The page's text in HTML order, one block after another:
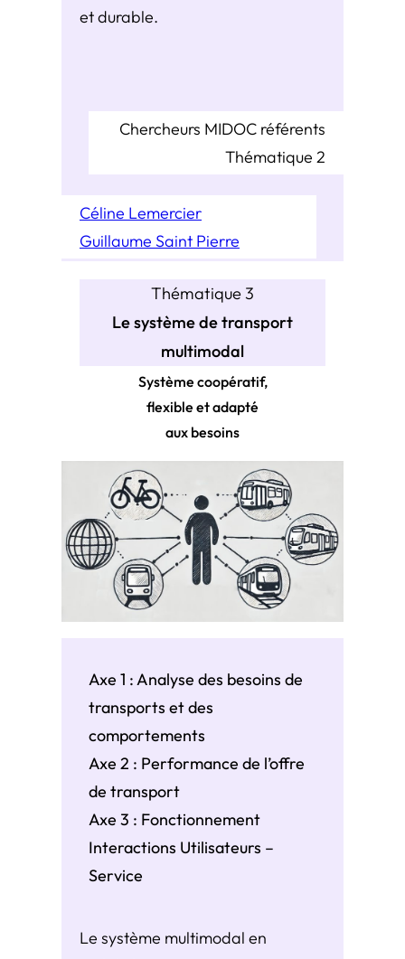
et durable.
Chercheurs MIDOC référents
Thématique 2
Céline Lemercier
Guillaume Saint Pierre
Thématique 3
Le système de transport
multimodal
Système coopératif,
flexible et adapté
aux besoins
Axe 1 : Analyse des besoins de
transports et des
comportements
Axe 2 : Performance de l’offre
de transport
Axe 3 : Fonctionnement
Interactions Utilisateurs –
Service
Le système multimodal en